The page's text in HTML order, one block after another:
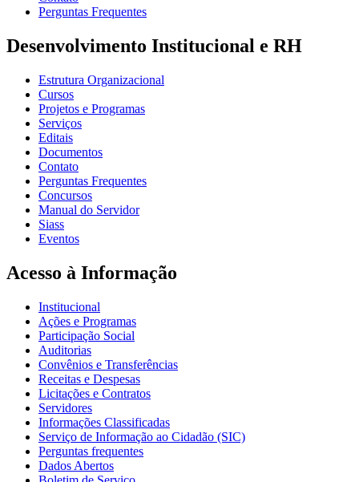
Perguntas Frequentes
Desenvolvimento Institucional e RH
Estrutura Organizacional
Cursos
Projetos e Programas
Serviços
Editais
Documentos
Contato
Perguntas Frequentes
Concursos
Manual do Servidor
Siass
Eventos
Acesso à Informação
Institucional
Ações e Programas
Participação Social
Auditorias
Convênios e Transferências
Receitas e Despesas
Licitações e Contratos
Servidores
Informações Classificadas
Serviço de Informação ao Cidadão (SIC)
Perguntas frequentes
Dados Abertos